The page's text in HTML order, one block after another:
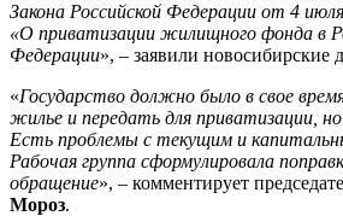
Закона Российской Федерации от 4
«О приватизации жилищного фонда в
Федерации», – заявили новосибирские
«Государство должно было в свое
жилье и передать для приватизации,
Есть проблемы с текущим и
Рабочая группа сформулировала
обращение», – комментирует
Мороз.